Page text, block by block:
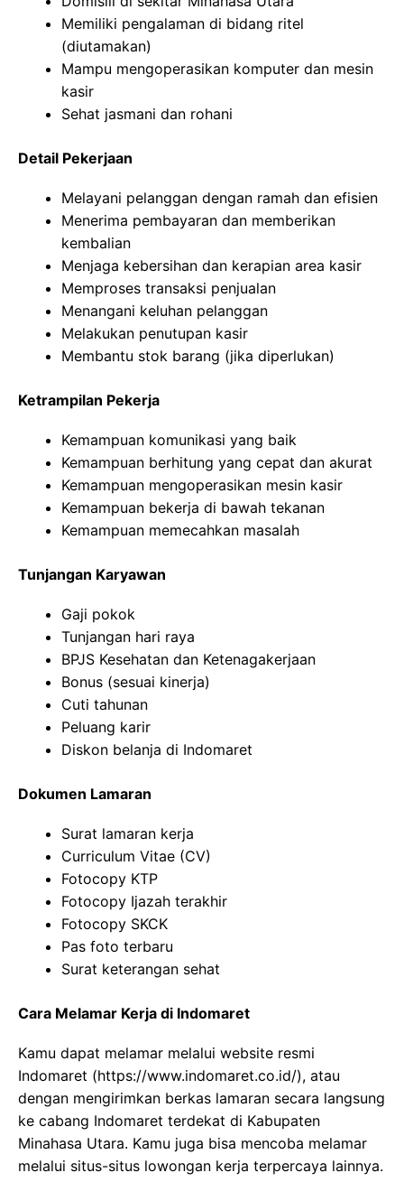
Memiliki pengalaman di bidang ritel
(diutamakan)
Mampu mengoperasikan komputer dan mesin
kasir
Sehat jasmani dan rohani
Detail Pekerjaan
Melayani pelanggan dengan ramah dan efisien
Menerima pembayaran dan memberikan
kembalian
Menjaga kebersihan dan kerapian area kasir
Memproses transaksi penjualan
Menangani keluhan pelanggan
Melakukan penutupan kasir
Membantu stok barang (jika diperlukan)
Ketrampilan Pekerja
Kemampuan komunikasi yang baik
Kemampuan berhitung yang cepat dan akurat
Kemampuan mengoperasikan mesin kasir
Kemampuan bekerja di bawah tekanan
Kemampuan memecahkan masalah
Tunjangan Karyawan
Gaji pokok
Tunjangan hari raya
BPJS Kesehatan dan Ketenagakerjaan
Bonus (sesuai kinerja)
Cuti tahunan
Peluang karir
Diskon belanja di Indomaret
Dokumen Lamaran
Surat lamaran kerja
Curriculum Vitae (CV)
Fotocopy KTP
Fotocopy Ijazah terakhir
Fotocopy SKCK
Pas foto terbaru
Surat keterangan sehat
Cara Melamar Kerja di Indomaret
Kamu dapat melamar melalui website resmi
Indomaret (https://www.indomaret.co.id/), atau
dengan mengirimkan berkas lamaran secara langsung
ke cabang Indomaret terdekat di Kabupaten
Minahasa Utara. Kamu juga bisa mencoba melamar
melalui situs-situs lowongan kerja terpercaya lainnya.